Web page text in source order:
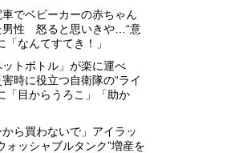
車でベビーカーの赤ちゃん
男性 怒ると思いきや…“意
「なんてすてき！」
トボトル」が楽に運べ
時に役立つ自衛隊の“ライ
「目からうろこ」「助か
から買わないで」アイラッ
ォッシャブルタンク”増産を